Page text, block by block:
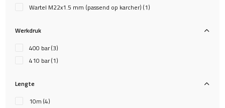
Wartel M22x1.5 mm (passend op karcher) (1)
Werkdruk
400 bar(3)
410 bar(1)
Lengte
10m (4)